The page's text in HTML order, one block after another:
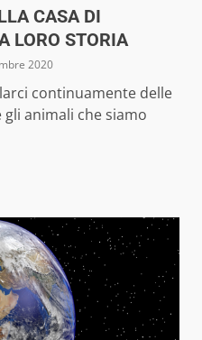
CASA DI
LORO STORIA
2020
continuamente delle
animali che siamo